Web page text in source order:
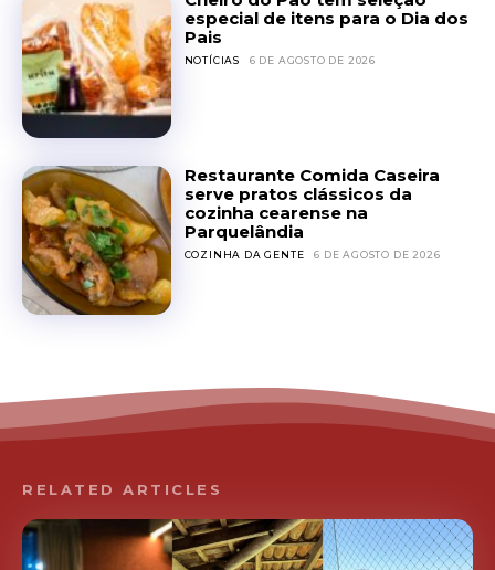
especial de itens para o Dia dos
Pais
NOTÍCIAS 6 DE AGOSTO DE 2026
Restaurante Comida Caseira
serve pratos clássicos da
cozinha cearense na
Parquelândia
COZINHA DA GENTE 6 DE AGOSTO DE 2026
RELATED ARTICLES